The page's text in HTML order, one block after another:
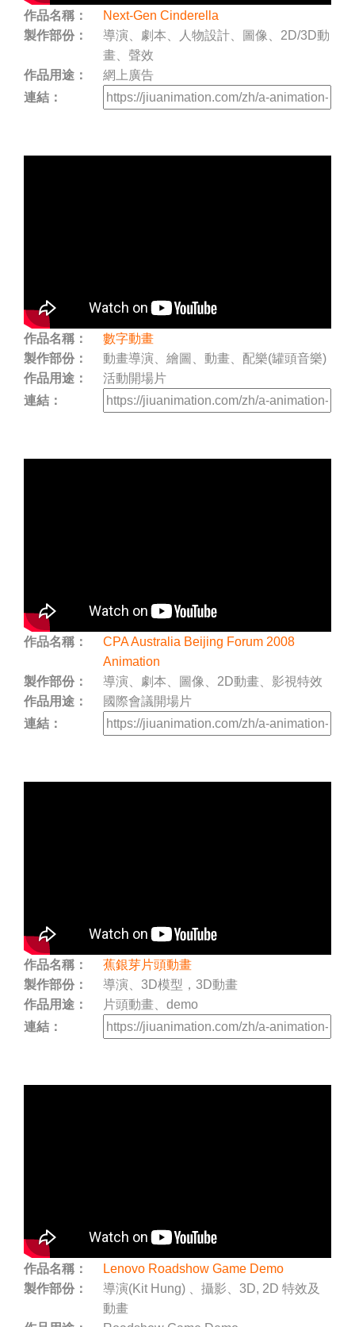
作品名稱：
Next-Gen Cinderella
製作部份：
導演、劇本、人物設計、圖像、2D/3D動
畫、聲效
作品用途：
網上廣告
連結：
作品名稱：
數字動畫
製作部份：
動畫導演、繪圖、動畫、配樂(罐頭音樂)
作品用途：
活動開場片
連結：
作品名稱：
CPA Australia Beijing Forum 2008
Animation
製作部份：
導演、劇本、圖像、2D動畫、影視特效
作品用途：
國際會議開場片
連結：
作品名稱：
蕉銀芽片頭動畫
製作部份：
導演、3D模型，3D動畫
作品用途：
片頭動畫、demo
連結：
作品名稱：
Lenovo Roadshow Game Demo
製作部份：
導演(Kit Hung) 、攝影、3D, 2D 特效及
動畫